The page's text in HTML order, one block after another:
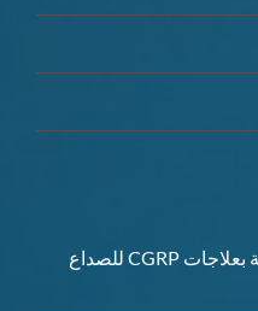
اللوائح القانونية الجديدة المتعلقة بعلاجات CGRP للصداع